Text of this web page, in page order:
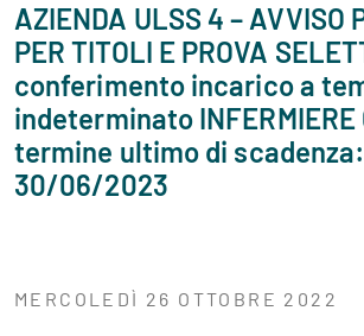
AZIENDA ULSS 4 – AVVISO
PER TITOLI E PROVA
conferimento incarico a
indeterminato INFERMIERE
termine ultimo di scadenza:
30/06/2023
MERCOLEDÌ 26 OTTOBRE 2022